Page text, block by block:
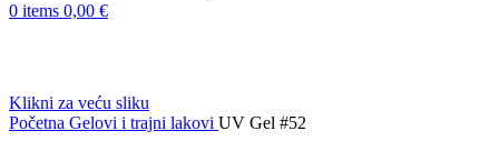
0 items 0,00 €
Klikni za veću sliku
Početna Gelovi i trajni lakovi UV Gel #52